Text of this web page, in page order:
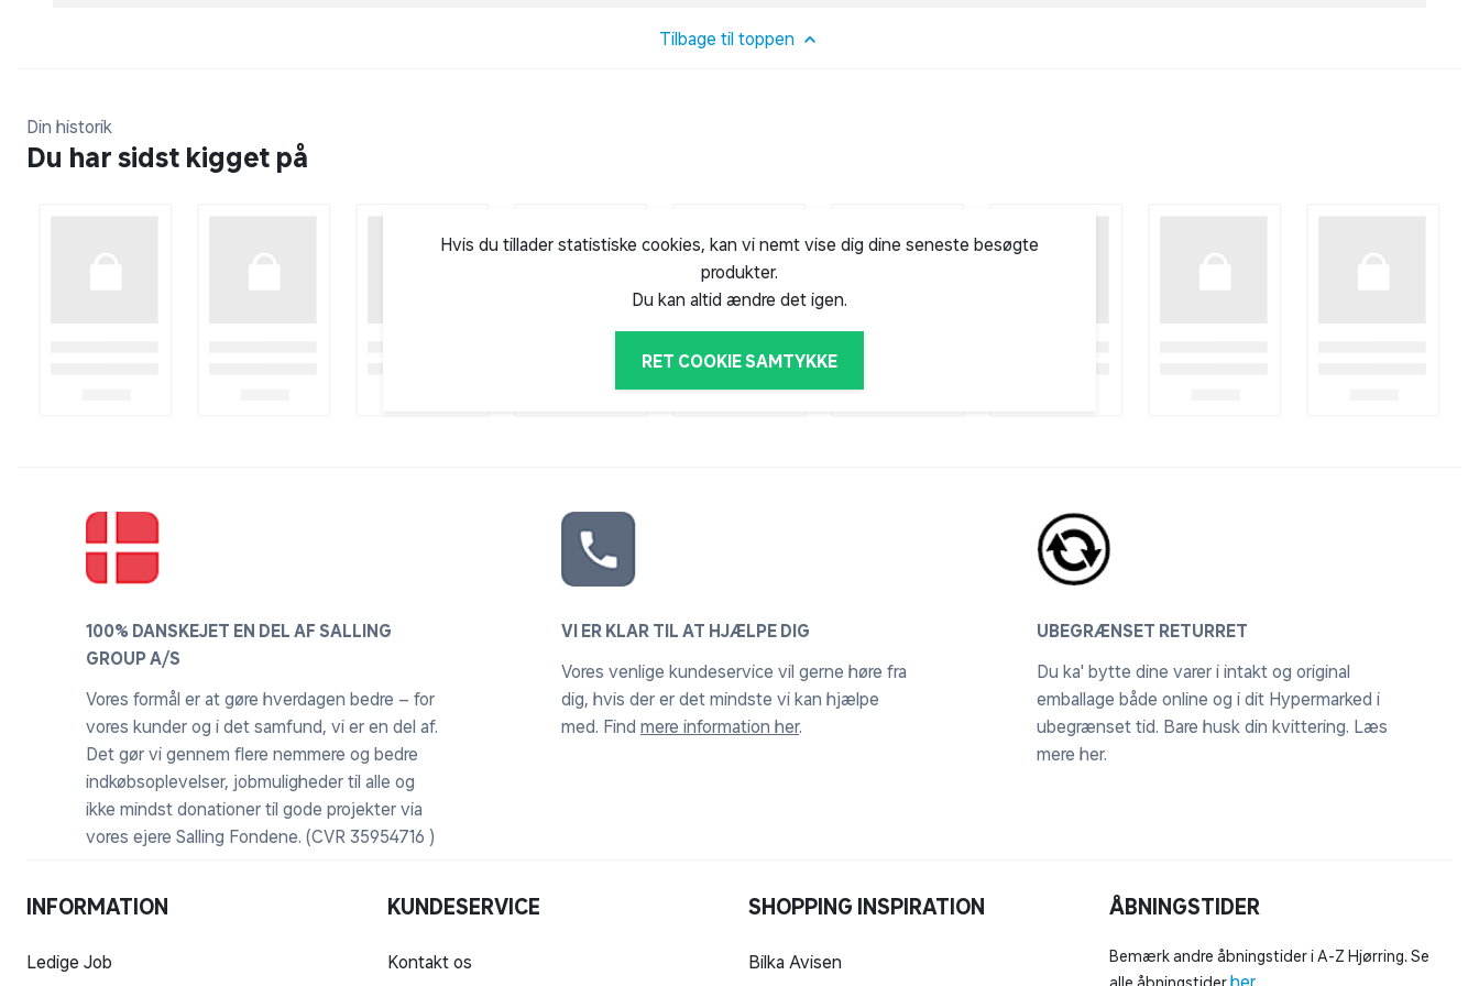
Tilbage til toppen
Din historik
Du har sidst kigget på
Hvis du tillader statistiske cookies, kan vi nemt vise dig dine seneste besøgte
produkter.
Du kan altid ændre det igen.
RET COOKIE SAMTYKKE
100% DANSKEJET EN DEL AF SALLING
GROUP A/S
Vores formål er at gøre hverdagen bedre – for
vores kunder og i det samfund, vi er en del af.
Det gør vi gennem flere nemmere og bedre
indkøbsoplevelser, jobmuligheder til alle og
ikke mindst donationer til gode projekter via
vores ejere Salling Fondene. (CVR 35954716 )
VI ER KLAR TIL AT HJÆLPE DIG
Vores venlige kundeservice vil gerne høre fra
dig, hvis der er det mindste vi kan hjælpe
med. Find mere information her.
UBEGRÆNSET RETURRET
Du ka' bytte dine varer i intakt og original
emballage både online og i dit Hypermarked i
ubegrænset tid. Bare husk din kvittering. Læs
mere her.
INFORMATION
Ledige Job
KUNDESERVICE
Kontakt os
SHOPPING INSPIRATION
Bilka Avisen
ÅBNINGSTIDER
Bemærk andre åbningstider i A-Z Hjørring. Se
her